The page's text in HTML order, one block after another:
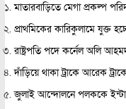
মাতারবাড়িতে মেগা প্রকল্প
প্রাথমিকের কারিকুলামে যুক্ত
রাষ্ট্রপতি পদে কর্নেল অলি
দাঁড়িয়ে থাকা ট্রাকে আরেক
জুলাই আন্দোলনে পলককে